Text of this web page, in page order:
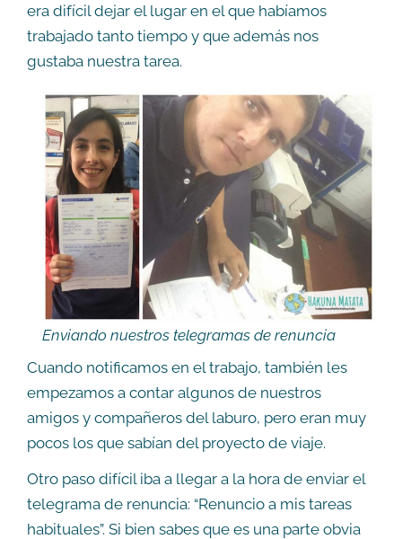
era difícil dejar el lugar en el que habíamos
trabajado tanto tiempo y que además nos
gustaba nuestra tarea.
Enviando nuestros telegramas de renuncia
Cuando notificamos en el trabajo, también les
empezamos a contar algunos de nuestros
amigos y compañeros del laburo, pero eran muy
pocos los que sabían del proyecto de viaje.
Otro paso difícil iba a llegar a la hora de enviar el
telegrama de renuncia: “Renuncio a mis tareas
habituales”. Si bien sabes que es una parte obvia